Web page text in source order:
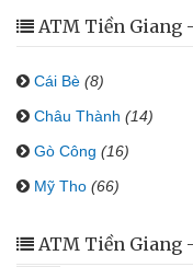
ATM Tiền Giang
Cái Bè (8)
Châu Thành (14)
Gò Công (16)
Mỹ Tho (66)
ATM Tiền Giang